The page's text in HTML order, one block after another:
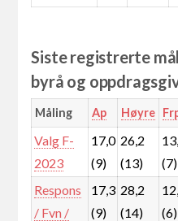
Siste registrerte
byrå og
Måling Ap Høyre
Valg F-
2023
17,0
(9)
26,2
(13)
(7)
Respons
/ Fvn /
17,3
(9)
28,2
(14)
(6)